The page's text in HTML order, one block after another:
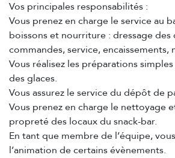
Vos principales responsabilités :
Vous prenez en charge le service au
boissons et nourriture : dressage
commandes, service, encaissements,
Vous réalisez les préparations
des glaces.
Vous assurez le service du dépôt de
Vous prenez en charge le nettoyage
propreté des locaux du snack-bar.
En tant que membre de l’équipe,
l’animation de certains évènements.